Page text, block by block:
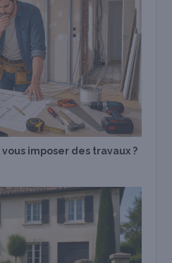
imposer des travaux ?